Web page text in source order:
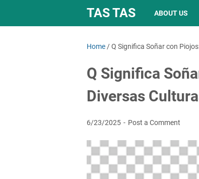
TAS TAS ABOUT US
Home /Q Significa Soñar con
Q Significa
Diversas
6/23/2025 Post a Comment